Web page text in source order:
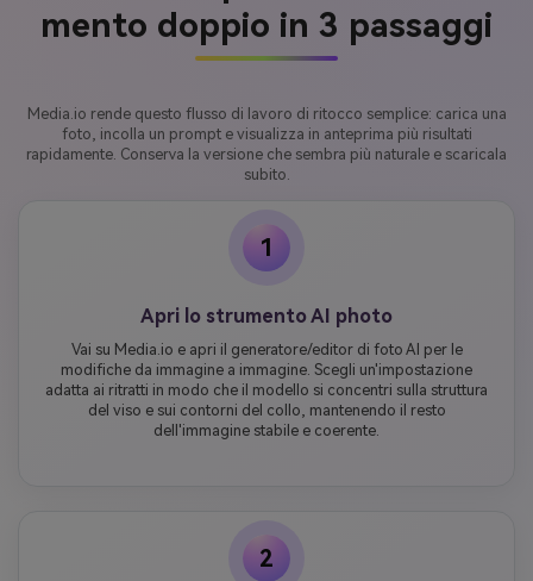
mento doppio in 3 passaggi
Media.io rende questo flusso di lavoro di ritocco semplice: carica una
foto, incolla un prompt e visualizza in anteprima più risultati
rapidamente. Conserva la versione che sembra più naturale e scaricala
subito.
1
Apri lo strumento AI photo
Vai su Media.io e apri il generatore/editor di foto AI per le
modifiche da immagine a immagine. Scegli un'impostazione
adatta ai ritratti in modo che il modello si concentri sulla struttura
del viso e sui contorni del collo, mantenendo il resto
dell'immagine stabile e coerente.
2